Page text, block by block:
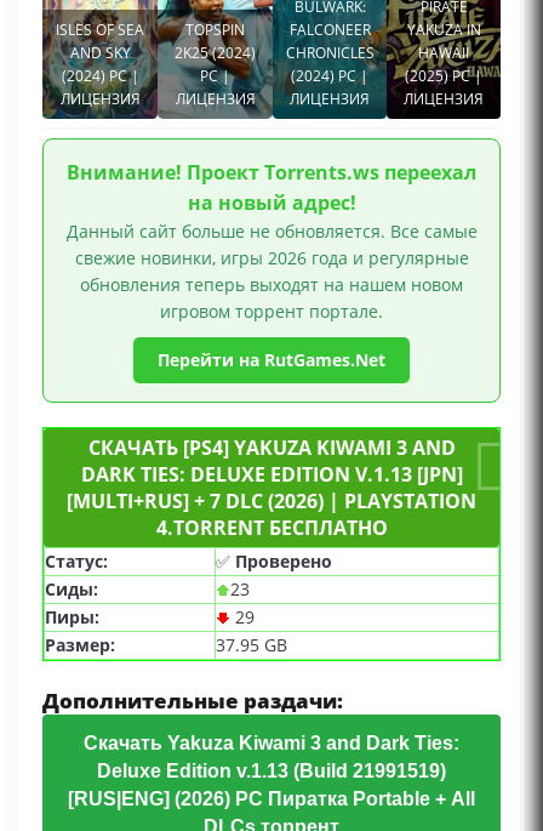
Сексуальный контент, Ремейк
ISLES OF SEA
AND SKY
(2024) PC |
ЛИЦЕНЗИЯ
TOPSPIN
2K25 (2024)
PC |
ЛИЦЕНЗИЯ
BULWARK:
FALCONEER
CHRONICLES
(2024) PC |
ЛИЦЕНЗИЯ
PIRATE
YAKUZA IN
HAWAII
(2025) PC |
ЛИЦЕНЗИЯ
Внимание! Проект Torrents.ws переехал
на новый адрес!
Данный сайт больше не обновляется. Все самые
свежие новинки, игры 2026 года и регулярные
обновления теперь выходят на нашем новом
игровом торрент портале.
Перейти на RutGames.Net
СКАЧАТЬ [PS4] YAKUZA KIWAMI 3 AND
DARK TIES: DELUXE EDITION V.1.13 [JPN]
[MULTI+RUS] + 7 DLC (2026) | PLAYSTATION
4.TORRENT БЕСПЛАТНО
Статус: ✅ Проверено
Сиды:
23
Пиры:
29
Размер:
37.95 GB
Дополнительные раздачи:
Скачать Yakuza Kiwami 3 and Dark Ties:
Deluxe Edition v.1.13 (Build 21991519)
[RUS|ENG] (2026) PC Пиратка Portable + All
DLCs торрент